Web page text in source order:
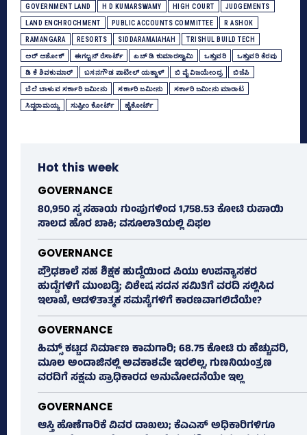
GOVERNMENT LAND H D KUMARSWAMY HIGH COURT JUDGEMENTS
LAND ENCHROCHMENT PUBLIC ACCOUNTS COMMITTEE R ASHOK
RAMANGARA RESORTS SIDDARAMAIAHAH TRISHUL BUILD TECH
ಅರ್‍‌ ಅಶೋಕ್‌ ಈಗಲ್ಟನ್‌ ರೆಸಾರ್ಟ್‌ ಎಚ್‌ ಡಿ ಕುಮಾರಸ್ವಾಮಿ ಒತ್ತುವರಿ ಒತ್ತುವರಿ ತೆರವು
ಡಿ ಕೆ ಶಿವಕುಮಾರ್ ಬಸನಗೌಡ ಪಾಟೀಲ್‌ ಯತ್ನಾಳ್‌ ಬಿ ವೈ ವಿಜಯೇಂದ್ರ ಬಿಜೆಪಿ
ಬೆಲೆ ಬಾಳುವ ಸರ್ಕಾರಿ ಜಮೀನು ಸರ್ಕಾರಿ ಜಮೀನು ಸರ್ಕಾರಿ ಜಮೀನು ಮಾರಾಟ
ಸಿದ್ದರಾಮಯ್ಯ ಸುಪ್ರೀಂ ಕೋರ್ಟ್‌ ಹೈಕೋರ್ಟ್
Hot this week
GOVERNANCE
80,950 ಸ್ವ ಸಹಾಯ ಗುಂಪುಗಳಿಂದ 1,758.53 ಕೋಟಿ ರುಪಾಯಿ
ಸಾಲದ ಹೊರ ಬಾಕಿ; ವಸೂಲಾತಿಯಲ್ಲಿ ವಿಫಲ
GOVERNANCE
ಪ್ರೌಢಶಾಲೆ ಸಹ ಶಿಕ್ಷಕ ಹುದ್ದೆಯಿಂದ ಪಿಯು ಉಪನ್ಯಾಸಕರ
ಹುದ್ದೆಗಳಿಗೆ ಮುಂಬಡ್ತಿ; ವಿಶೇಷ ಸದನ ಸಮಿತಿಗೆ ವರದಿ ಸಲ್ಲಿಸಿದ
ಇಲಾಖೆ, ಆಡಳಿತಾತ್ಮಕ ಸಮಸ್ಯೆಗಳಿಗೆ ಕಾರಣವಾಗಲಿದೆಯೇ?
GOVERNANCE
ಹಿಮ್ಸ್‌ ಕಟ್ಟಡ ನಿರ್ಮಾಣ ಕಾಮಗಾರಿ; 68.75 ಕೋಟಿ ರು ಹೆಚ್ಚುವರಿ,
ಮೂಲ ಅಂದಾಜಿನಲ್ಲಿ ಅವಕಾಶವೇ ಇರಲಿಲ್ಲ, ಗುಣನಿಯಂತ್ರಣ
ವರದಿಗೆ ಸಕ್ಷಮ ಪ್ರಾಧಿಕಾರದ ಅನುಮೋದನೆಯೇ ಇಲ್ಲ
GOVERNANCE
ಆಸ್ತಿ ಹೊಣೆಗಾರಿಕೆ ವಿವರ ದಾಖಲು; ಕೆಎಎಸ್ ಅಧಿಕಾರಿಗಳಿಗೂ